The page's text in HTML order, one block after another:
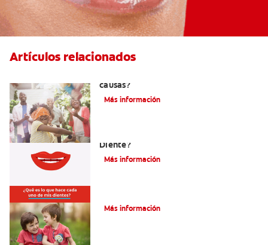
Artículos relacionados
causas?
Más información
Diente?
Más información
Más información